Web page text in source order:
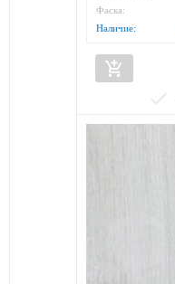
Фаска:
Наличие:
add_shopping_cart